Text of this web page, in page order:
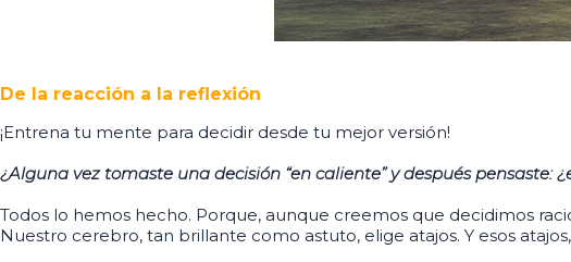
De la reacción a la reflexión
¡Entrena tu mente para decidir desde tu mejor versión!
¿Alguna vez tomaste una decisión “en caliente” y después pensaste:
Todos lo hemos hecho. Porque, aunque creemos que decidimos
Nuestro cerebro, tan brillante como astuto, elige atajos. Y esos